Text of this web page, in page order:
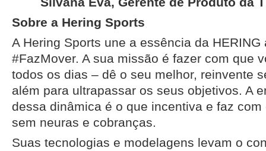
Sobre a Hering Sports
A Hering Sports une a essência da
#FazMover. A sua missão é fazer com que
todos os dias – dê o seu melhor, reinvente
além para ultrapassar os seus objetivos. A
dessa dinâmica é o que incentiva e faz
sem neuras e cobranças.
Suas tecnologias e modelagens levam o